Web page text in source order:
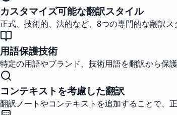
カスタマイズ可能な翻訳スタイル
正式、技術的、法的など、8つの専門的な翻訳
用語保護技術
特定の用語やブランド、技術用語を翻訳から保
コンテキストを考慮した翻訳
翻訳ノートやコンテキストを追加することで、